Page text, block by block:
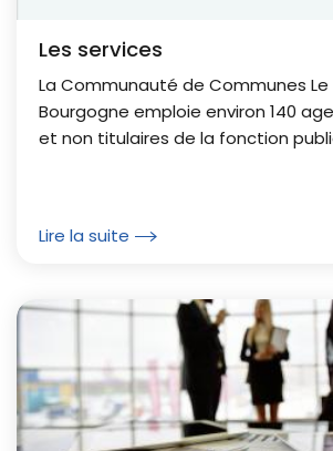
Les services
La Communauté de Communes Le
Bourgogne emploie environ 140
et non titulaires de la fonction
Lire la suite